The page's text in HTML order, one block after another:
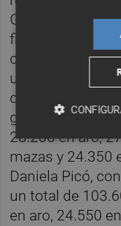
González,
filas. El
con la final
una
concluía en 12ª
general con
28.200 en aro,
mazas y 24.350
Daniela Picó,
un total de
en aro, 24.550